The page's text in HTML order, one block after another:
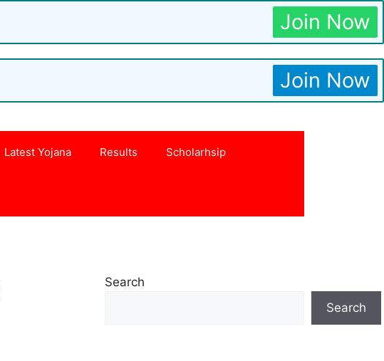
Join Now
Join Now
Latest Yojana Results Scholarhsip
Search
Search